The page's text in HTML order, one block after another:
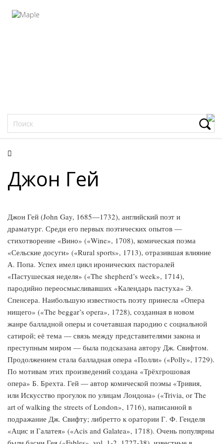
Джон Гей
Джон Гей (John Gay, 1685—1732), английский поэт и
драматург. Среди его первых поэтических опытов —
стихотворение «Вино» («Wine», 1708), комическая поэма
«Сельские досуги» («Rural sports», 1713), отразившая влияние
А. Попа. Успех имел цикл иронических пасторалей
«Пастушеская неделя» («The shepherd’s week», 1714),
пародийно переосмысливавших «Календарь пастуха» Э.
Спенсера. Наибольшую известность поэту принесла «Опера
нищего» («The beggar’s opera», 1728), созданная в новом
жанре балладной оперы и сочетавшая пародию с социальной
сатирой; её тема — связь между представителями закона и
преступным миром — была подсказана автору Дж. Свифтом.
Продолжением стала балладная опера «Полли» («Polly», 1729).
По мотивам этих произведений создана «Трёхгрошовая
опера» Б. Брехта. Гей — автор комической поэмы «Тривия,
или Искусство прогулок по улицам Лондона» («Trivia, or The
art of walking the streets of London», 1716), написанной в
подражание Дж. Свифту; либретто к оратории Г. Ф. Генделя
«Ацис и Галатея» («Acis and Galatea», 1718). Очень популярны